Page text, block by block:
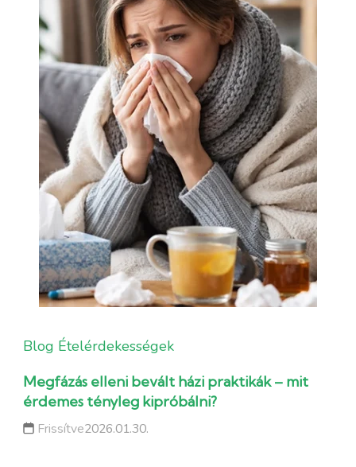
Blog Ételérdekességek
Megfázás elleni bevált házi praktikák – mit
érdemes tényleg kipróbálni?
Frissítve2026.01.30.